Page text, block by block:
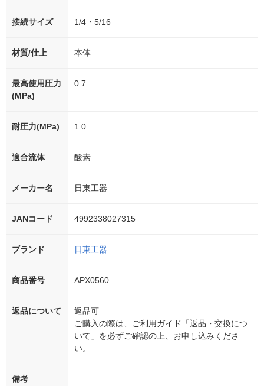
接続サイズ 1/4・5/16
材質/仕上 本体
最高使用圧力
(MPa)
0.7
耐圧力(MPa) 1.0
適合流体 酸素
メーカー名 日東工器
JANコード 4992338027315
ブランド 日東工器
商品番号 APX0560
返品について
返品可
ご購入の際は、ご利用ガイド「返品・交換につ
いて」を必ずご確認の上、お申し込みくださ
い。
備考